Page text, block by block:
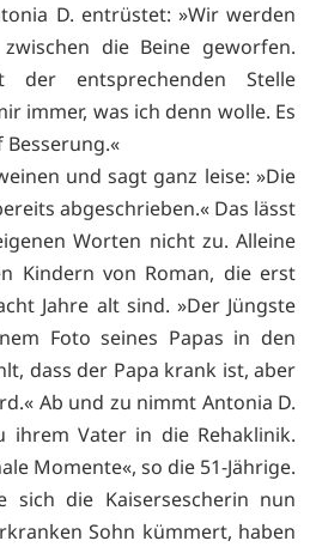
D. entrüstet: »Wir werden
die Beine geworfen.
entsprechenden Stelle
immer, was ich denn wolle. Es
Besserung.«
und sagt ganz leise: »Die
abgeschrieben.« Das lässt
Worten nicht zu. Alleine
Kindern von Roman, die erst
Jahre alt sind. »Der Jüngste
Foto seines Papas in den
dass der Papa krank ist, aber
Ab und zu nimmt Antonia D.
ihrem Vater in die Rehaklinik.
Momente«, so die 51-Jährige.
sich die Kaisersescherin nun
Sohn kümmert, haben